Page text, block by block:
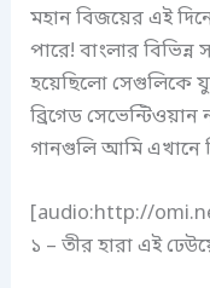
মহান বিজয়ের এই
পারে! বাংলার
হয়েছিলো সেগুলিকে
ব্রিগেড
গানগুলি আমি এখানে
[audio:http://
১ – তীর হারা এই